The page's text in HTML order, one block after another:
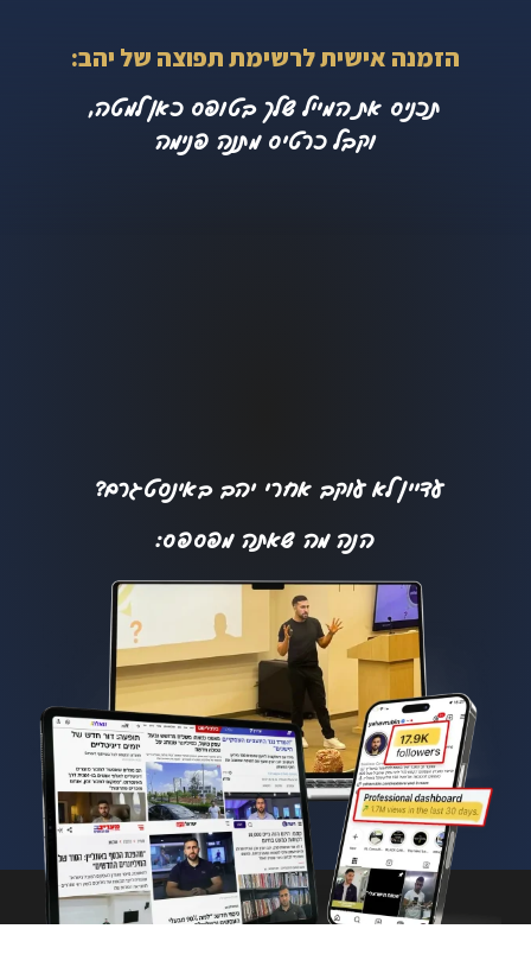
הזמנה אישית לרשימת תפוצה של יהב:
תכניס את המייל שלך בטופס כאן למטה,
וקבל כרטיס מתנה פנימה
עדיין לא עוקב אחרי יהב באינסטגרם?
הנה מה שאתה מפספס: